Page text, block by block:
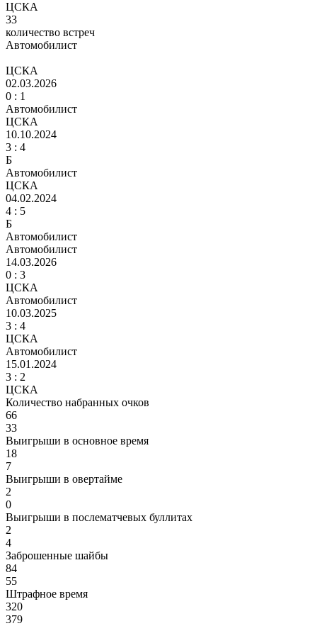
ЦСКА
33
количество встреч
Автомобилист
ЦСКА
02.03.2026
0 : 1
Автомобилист
ЦСКА
10.10.2024
3 : 4
Б
Автомобилист
ЦСКА
04.02.2024
4 : 5
Б
Автомобилист
Автомобилист
14.03.2026
0 : 3
ЦСКА
Автомобилист
10.03.2025
3 : 4
ЦСКА
Автомобилист
15.01.2024
3 : 2
ЦСКА
Количество набранных очков
66
33
Выигрыши в основное время
18
7
Выигрыши в овертайме
2
0
Выигрыши в послематчевых буллитах
2
4
Заброшенные шайбы
84
55
Штрафное время
320
379